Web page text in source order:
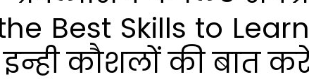
Best Skills to
कौशलों की बात